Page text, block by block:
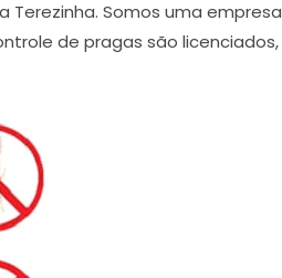
Terezinha. Somos uma empresa
de pragas são licenciados,